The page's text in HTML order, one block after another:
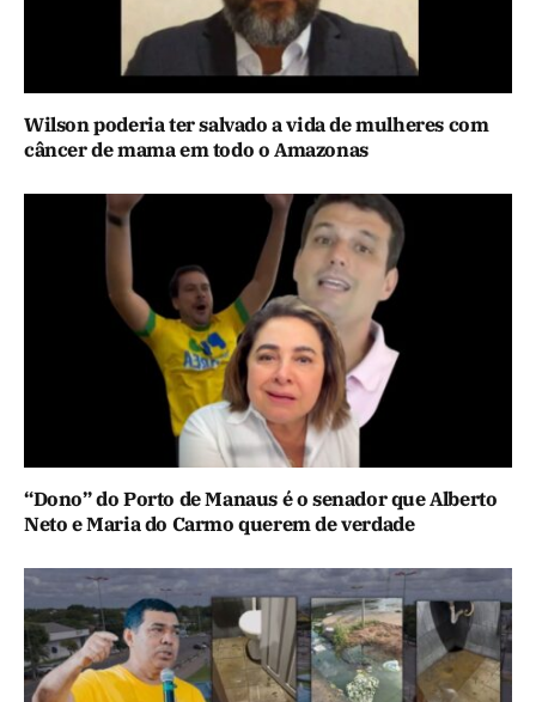
Wilson poderia ter salvado a vida de mulheres com
câncer de mama em todo o Amazonas
“Dono” do Porto de Manaus é o senador que Alberto
Neto e Maria do Carmo querem de verdade